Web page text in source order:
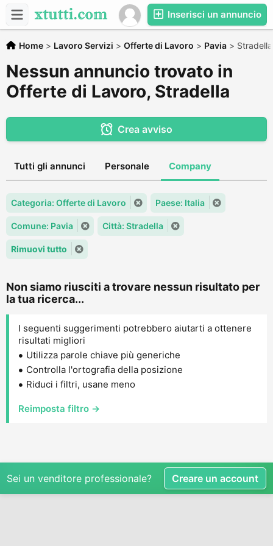
Inserisci un annuncio
Home > Lavoro Servizi > Offerte di Lavoro > Pavia > Stradella
Nessun annuncio trovato in
Offerte di Lavoro, Stradella
Crea avviso
Tutti gli annunci Personale Company
Categoria: Offerte di Lavoro Paese: Italia
Comune: Pavia Città: Stradella
Rimuovi tutto
Non siamo riusciti a trovare nessun risultato per
la tua ricerca...
I seguenti suggerimenti potrebbero aiutarti a ottenere
risultati migliori
Utilizza parole chiave più generiche
Controlla l'ortografia della posizione
Riduci i filtri, usane meno
Reimposta filtro →
Sei un venditore professionale? Creare un account